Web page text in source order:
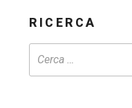
RICERCA